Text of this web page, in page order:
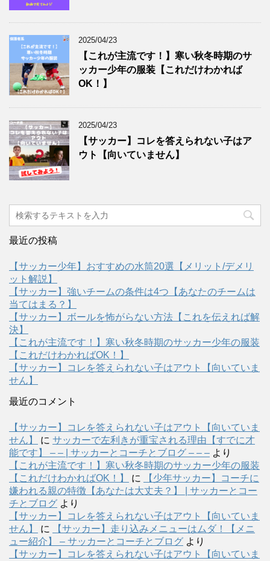
2025/04/23
【これが主流です！】寒い秋冬時期のサ
ッカー少年の服装【これだけわかれば
OK！】
2025/04/23
【サッカー】コレを答えられない子はア
ウト【向いていません】
最近の投稿
【サッカー少年】おすすめの水筒20選【メリット/デメリ
ット解説】
【サッカー】強いチームの条件は4つ【あなたのチームは
当てはまる？】
【サッカー】ボールを怖がらない方法【これを伝えれば解
決】
【これが主流です！】寒い秋冬時期のサッカー少年の服装
【これだけわかればOK！】
【サッカー】コレを答えられない子はアウト【向いていま
せん】
最近のコメント
【サッカー】コレを答えられない子はアウト【向いていま
せん】
に サッカーで左利きが重宝される理由【すでに才
能です】 – – | サッカーとコーチとブログ – – – より
【これが主流です！】寒い秋冬時期のサッカー少年の服装
【これだけわかればOK！】
に
【少年サッカー】コーチに
嫌われる親の特徴【あなたは大丈夫？】 | サッカーとコー
チとブログ より
【サッカー】コレを答えられない子はアウト【向いていま
せん】
に
【サッカー】走り込みメニューはムダ！【メニ
ュー紹介】 – サッカーとコーチとブログ より
【サッカー】コレを答えられない子はアウト【向いていま